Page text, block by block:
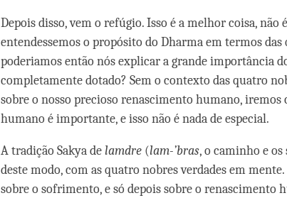
Depois disso, vem o refúgio. Isso é a melhor coisa, não
entendessemos o propósito do Dharma em termos
poderiamos então nós explicar a grande importância
completamente dotado? Sem o contexto das quatro
sobre o nosso precioso renascimento humano,
humano é importante, e isso não é nada de especial.
A tradição Sakya de lamdre (lam-’bras, o caminho e
deste modo, com as quatro nobres verdades em
sobre o sofrimento, e só depois sobre o renascimento